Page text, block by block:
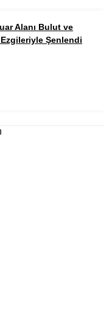
Alanı Bulut ve
Ezgileriyle Şenlendi